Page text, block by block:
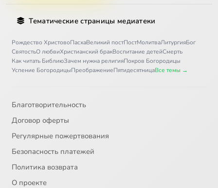
Тематические страницы медиатеки
Рождество ХристовоПасхаВеликий постПостМолитваЛитургияБог
СвятостьО любвиХристианский бракВоспитание детейСмерть
Как читать БиблиюЗачем нужна религияПокров Богородицы
Успение БогородицыПреображениеПятидесятницаВсе темы →
Благотворительность
Договор оферты
Регулярные пожертвования
Безопасность платежей
Политика возврата
О проекте